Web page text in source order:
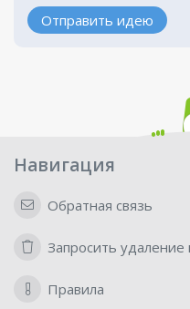
Отправить идею
Навигация
Обратная связь
Запросить удаление
Правила